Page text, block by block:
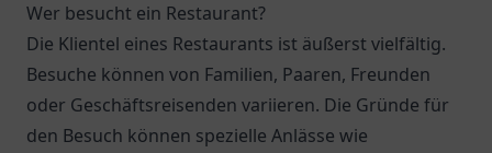
Wer besucht ein Restaurant?
Die Klientel eines Restaurants ist äußerst vielfältig.
Besuche können von Familien, Paaren, Freunden
oder Geschäftsreisenden variieren. Die Gründe für
den Besuch können spezielle Anlässe wie